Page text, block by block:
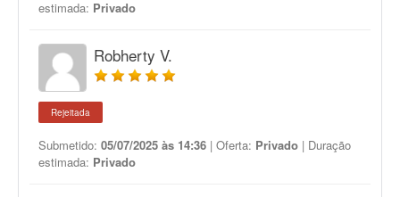
estimada: Privado
Robherty V.
Rejeitada
Submetido: 05/07/2025 às 14:36 | Oferta: Privado | Duração
estimada: Privado